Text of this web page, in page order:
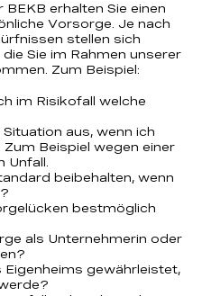
erhalten Sie einen
Vorsorge. Je nach
stellen sich
Sie im Rahmen unserer
Zum Beispiel:
im Risikofall welche
aus, wenn ich
Beispiel wegen einer
Unfall.
beibehalten, wenn
bestmöglich
als Unternehmerin oder
gewährleistet,